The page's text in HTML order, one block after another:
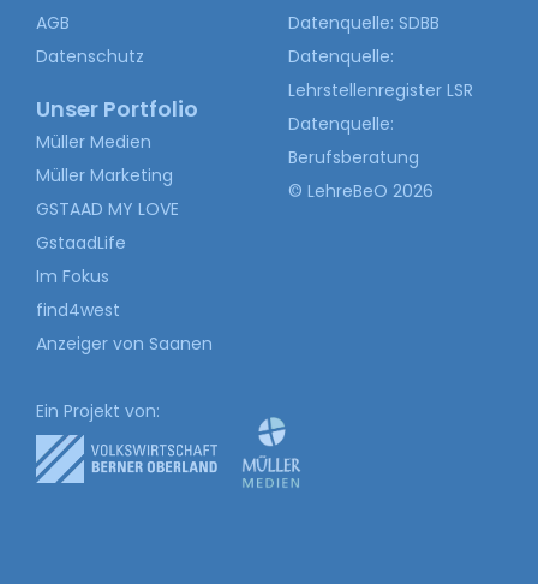
AGB
Datenschutz
Unser Portfolio
Müller Medien
Müller Marketing
GSTAAD MY LOVE
GstaadLife
Im Fokus
find4west
Anzeiger von Saanen
Datenquelle: SDBB
Datenquelle:
Lehrstellenregister LSR
Datenquelle:
Berufsberatung
© LehreBeO 2026
Ein Projekt von: